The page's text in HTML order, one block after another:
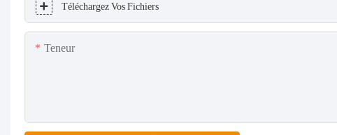
Téléchargez Vos Fichiers
Teneur